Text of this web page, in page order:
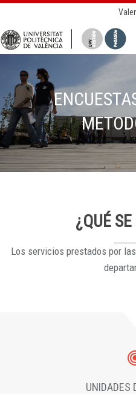
¿QUÉ
Los servicios prestados por
UNIDADES